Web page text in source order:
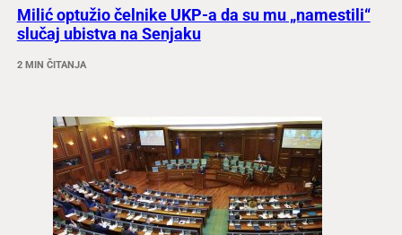
Milić optužio čelnike UKP-a da su mu „namestili“
slučaj ubistva na Senjaku
2 MIN ČITANJA